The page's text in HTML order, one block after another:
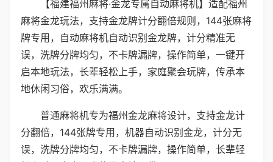
【福建福州麻将·金龙专属自动麻将机】适配福州
麻将金龙玩法，支持金龙牌计分翻倍规则，144张麻将
牌专用，自动麻将机自动识别金龙牌，计分精准无
误，洗牌分牌均匀，不卡牌漏牌，操作简单，一键开
启本地玩法，长辈轻松上手，家庭聚会玩牌，传承本
地休闲习俗，欢乐满满。
普通麻将机专为福州金龙麻将设计，支持金龙计
分翻倍，144张牌专用，机器自动识别金龙，计分无
误，洗牌分牌均匀，不卡牌漏牌，操作简单，长辈轻